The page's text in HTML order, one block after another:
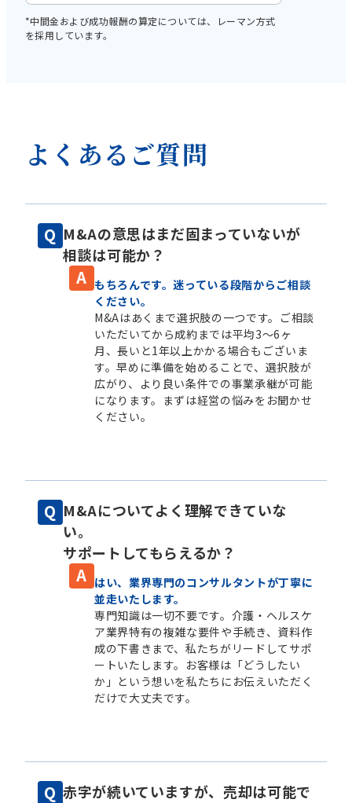
*中間金および成功報酬の算定については、レーマン方式
を採用しています。
よくあるご質問
M&Aの意思はまだ固まっていないが
相談は可能か？
もちろんです。迷っている段階からご相談
ください。
M&Aはあくまで選択肢の一つです。ご相談
いただいてから成約までは平均3～6ヶ
月、長いと1年以上かかる場合もございま
す。早めに準備を始めることで、選択肢が
広がり、より良い条件での事業承継が可能
になります。まずは経営の悩みをお聞かせ
ください。
M&Aについてよく理解できていな
い。
サポートしてもらえるか？
はい、業界専門のコンサルタントが丁寧に
並走いたします。
専門知識は一切不要です。介護・ヘルスケ
ア業界特有の複雑な要件や手続き、資料作
成の下書きまで、私たちがリードしてサポ
ートいたします。お客様は「どうしたい
か」という想いを私たちにお伝えいただく
だけで大丈夫です。
赤字が続いていますが、売却は可能で